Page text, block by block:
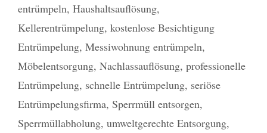
entrümpeln, Haushaltsauflösung,
Kellerentrümpelung, kostenlose Besichtigung
Entrümpelung, Messiwohnung entrümpeln,
Möbelentsorgung, Nachlassauflösung, professionelle
Entrümpelung, schnelle Entrümpelung, seriöse
Entrümpelungsfirma, Sperrmüll entsorgen,
Sperrmüllabholung, umweltgerechte Entsorgung,